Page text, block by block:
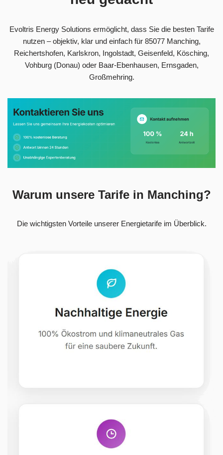
Evoltris Energy Solutions ermöglicht, dass Sie die besten Tarife
nutzen – objektiv, klar und einfach für 85077 Manching,
Reichertshofen, Karlskron, Ingolstadt, Geisenfeld, Kösching,
Vohburg (Donau) oder Baar-Ebenhausen, Ernsgaden,
Großmehring.
Warum unsere Tarife in Manching?
Die wichtigsten Vorteile unserer Energietarife im Überblick.